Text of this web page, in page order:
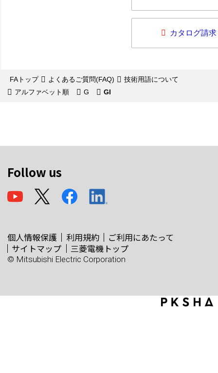
カタログ請求
FAトップ よくあるご質問(FAQ)
技術用語について
アルファベット順
G GI
Follow us
個人情報保護 利用規約
ご利用にあたって
サイトマップ
三菱電機トップ
© Mitsubishi Electric Corporation